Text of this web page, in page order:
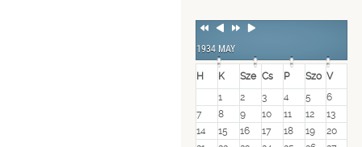
Previous
Previous
NextNext
1934 MAY
H K Sze Cs P Szo V
1
2 3 4 5
6
7
8 9 10 11 12
13
14
15 16 17 18 19
20